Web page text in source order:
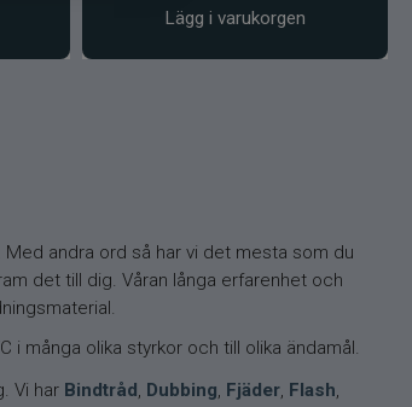
Lägg i varukorgen
andra ord så har vi det mesta som du
det till dig. Våran långa erfarenhet och
i många olika styrkor och till olika ändamål.
Vi har Bindtråd, Dubbing, Fjäder, Flash,